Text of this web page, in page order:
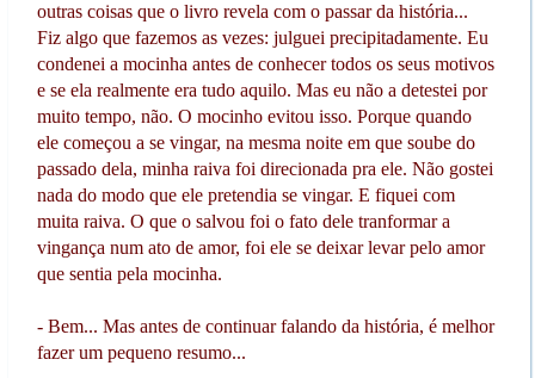
outras coisas que o livro revela com o passar da história...
Fiz algo que fazemos as vezes: julguei precipitadamente. Eu
condenei a mocinha antes de conhecer todos os seus motivos
e se ela realmente era tudo aquilo. Mas eu não a detestei por
muito tempo, não. O mocinho evitou isso. Porque quando
ele começou a se vingar, na mesma noite em que soube do
passado dela, minha raiva foi direcionada pra ele. Não gostei
nada do modo que ele pretendia se vingar. E fiquei com
muita raiva. O que o salvou foi o fato dele tranformar a
vingança num ato de amor, foi ele se deixar levar pelo amor
que sentia pela mocinha.
- Bem... Mas antes de continuar falando da história, é melhor
fazer um pequeno resumo...